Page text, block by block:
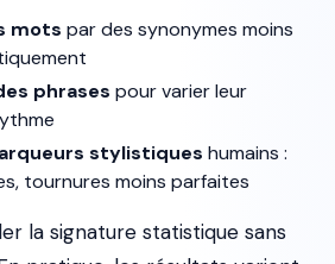
mots par des synonymes moins
phrases pour varier leur
stylistiques humains :
tournures moins parfaites
la signature statistique sans